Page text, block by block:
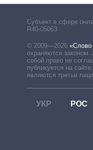
Субъект в сфере
R40-05063
© 2009—2026
охраняются законом.
собой право не
публикуется на
являются третьи
УКР РОС